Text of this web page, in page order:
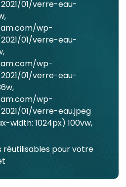
01/verre-eau-
wp-
01/verre-eau-
wp-
01/verre-eau-
wp-
01/verre-eau.jpeg
width: 1024px) 100vw,
réutilisables pour votre